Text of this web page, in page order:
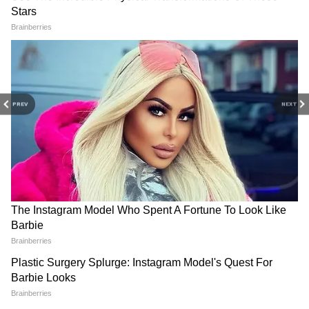
PREV NEXT
সোম প্রদোষের শুভ সময় ৩রা এপ্রিল
ত্রয়োদশী তিথি শুরু হয় ৩ এপ্রিল সকাল ৬.২৫
মিনিটে
ত্রয়োদশী তিথি শেষ হবে ৪ঠা এপ্রিল সকাল ৮.০৬
মিনিটে
সোম প্রদোষ পূজার সময়:
Ajker Rashifal: Check today's rashifal in
Bangali for your zodiac signs. Know your daily
Horoscope (দৈনিক রাশিফল) in Bangla , Weekly
rashifal (সাপ্তাহিক রাশিফল) yearly rashifal at
Asianet news Bangla.